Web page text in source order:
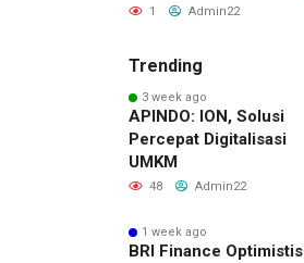
1 Admin22
Trending
3 week ago
APINDO: ION, Solusi
Percepat Digitalisasi
UMKM
48 Admin22
1 week ago
BRI Finance Optimistis